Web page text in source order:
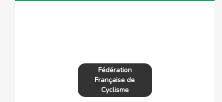
Fédération
Française de
Cyclisme